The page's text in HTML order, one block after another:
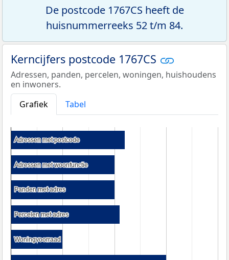
De postcode 1767CS heeft de
huisnummerreeks 52 t/m 84.
Kerncijfers postcode 1767CS
Adressen, panden, percelen, woningen, huishoudens
en inwoners.
Grafiek
Tabel
Adressen met postcode
Adressen met postcode
Adressen met woonfunctie
Adressen met woonfunctie
Panden met adres
Panden met adres
Percelen met adres
Percelen met adres
Woningvoorraad
Woningvoorraad